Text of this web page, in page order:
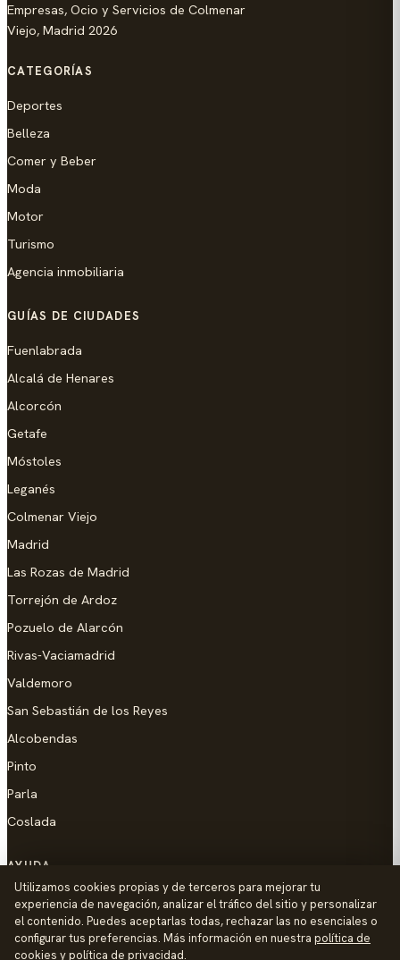
Empresas, Ocio y Servicios de Colmenar
Viejo, Madrid 2026
CATEGORÍAS
Deportes
Belleza
Comer y Beber
Moda
Motor
Turismo
Agencia inmobiliaria
GUÍAS DE CIUDADES
Fuenlabrada
Alcalá de Henares
Alcorcón
Getafe
Móstoles
Leganés
Colmenar Viejo
Madrid
Las Rozas de Madrid
Torrejón de Ardoz
Pozuelo de Alarcón
Rivas-Vaciamadrid
Valdemoro
San Sebastián de los Reyes
Alcobendas
Pinto
Parla
Coslada
AYUDA
Añadir empresa
Contacto
Política de Privacidad
Utilizamos cookies propias y de terceros para mejorar tu
experiencia de navegación, analizar el tráfico del sitio y personalizar
el contenido. Puedes aceptarlas todas, rechazar las no esenciales o
configurar tus preferencias. Más información en nuestra política de
cookies ypolítica de privacidad.